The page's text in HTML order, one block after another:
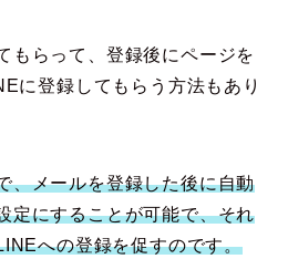
もらって、登録後にページを
に登録してもらう方法もあり
、メールを登録した後に自動
定にすることが可能で、それ
への登録を促すのです。